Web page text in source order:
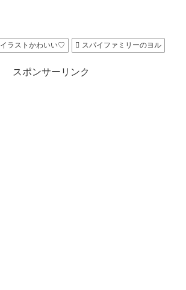
イラストかわいい♡ スパイファミリーのヨル
スポンサーリンク